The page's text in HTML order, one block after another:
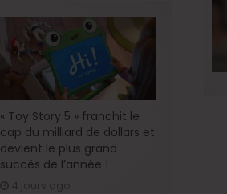
« Toy Story 5 » franchit le
cap du milliard de dollars et
devient le plus grand
succès de l’année !
4 jours ago